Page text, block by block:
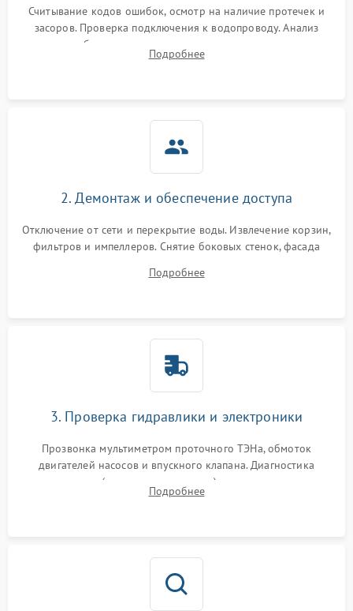
Считывание кодов ошибок, осмотр на наличие протечек и
засоров. Проверка подключения к водопроводу. Анализ
жалоб на отсутствие слива, нагрева, вращения
разбрызгивателей или срабатывание системы защиты
Подробнее
2. Демонтаж и обеспечение доступа
Отключение от сети и перекрытие воды. Извлечение корзин,
фильтров и импеллеров. Снятие боковых стенок, фасада
циркуляционному насосу, ТЭНу и сливной помпе.
Подробнее
3. Проверка гидравлики и электроники
Прозвонка мультиметром проточного ТЭНа, обмоток
двигателей насосов и впускного клапана. Диагностика
прессостата (датчика уровня воды), датчика мутности,
концевика дверцы и электронного модуля управления.
Подробнее